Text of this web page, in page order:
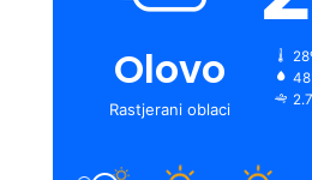
Olovo
Rastjerani oblaci